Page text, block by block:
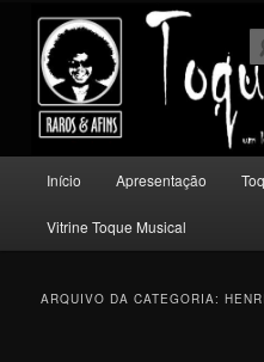
conteúdo
principal
conteúdo
secundário
Toque Musical
Um lugar para quem escuta
principal
Início Apresentação
Vitrine Toque Musical
ARQUIVO DA CATEGORIA: